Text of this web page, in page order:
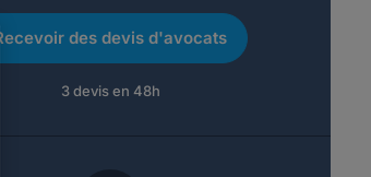
Recevoir des devis d'avocats
3 devis en 48h